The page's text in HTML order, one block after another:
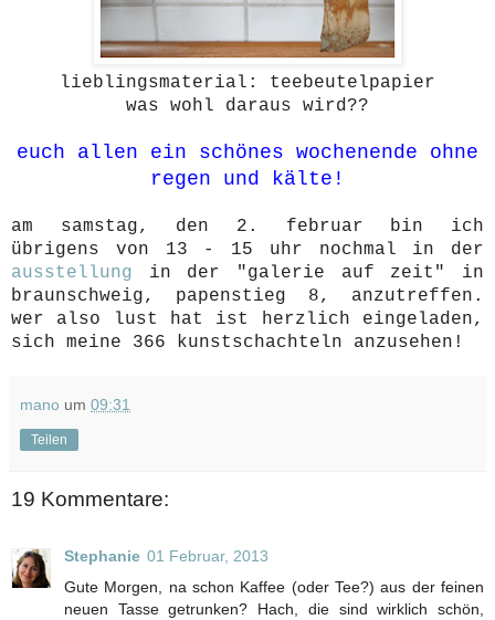
lieblingsmaterial: teebeutelpapier
was wohl daraus wird??
euch allen ein schönes wochenende ohne
regen und kälte!
am samstag, den 2. februar bin ich
übrigens von 13 - 15 uhr nochmal in der
ausstellung in der "galerie auf zeit" in
braunschweig, papenstieg 8, anzutreffen.
wer also lust hat ist herzlich eingeladen,
sich meine 366 kunstschachteln anzusehen!
mano um 09:31
Teilen
19 Kommentare:
Stephanie 01 Februar, 2013
Gute Morgen, na schon Kaffee (oder Tee?) aus der feinen
neuen Tasse getrunken? Hach, die sind wirklich schön,